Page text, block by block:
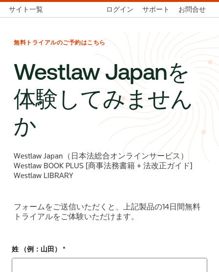
サイト一覧 ログイン サポート お問合せ
無料トライアルのご予約はこちら
Westlaw Japanを
体験してみません
か
​Westlaw Japan（日本法総合オンラインサービス）
Westlaw BOOK PLUS [商事法務書籍 + 法改正ガイド]​
Westlaw LIBRARY​
フォームをご送信いただくと、上記製品の14日間無料
トライアルをご体験いただけます。
姓 （例：山田） *